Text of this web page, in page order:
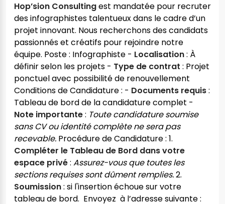
Hop’sion Consultingest mandatée pour recruter
des infographistes talentueux dans le cadre d’un
projet innovant. Nous recherchons des candidats
passionnés et créatifs pour rejoindre notre
équipe. Poste : Infographiste - Localisation: À
définir selon les projets - Type de contrat : Projet
ponctuel avec possibilité de renouvellement
Conditions de Candidature : - Documents requis:
Tableau de bord de la candidature complet -
Note importante: Toute candidature soumise
sans CV ou identité complète ne sera pas
recevable. Procédure de Candidature : 1.
Compléter le Tableau de Bord dans votre
espace privé: Assurez-vous que toutes les
sections requises sont dûment remplies.2.
Soumission: si l'insertion échoue sur votre
tableau de bord. Envoyez à l’adresse suivante :